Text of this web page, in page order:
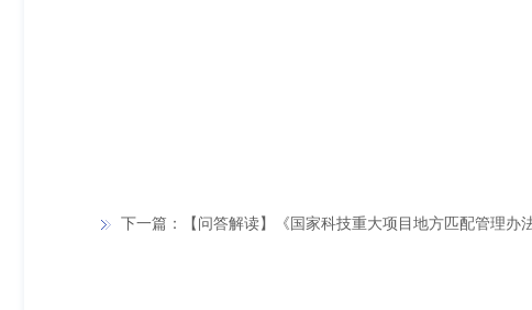
下一篇：【问答解读】《国家科技重大项目地方匹配管理办